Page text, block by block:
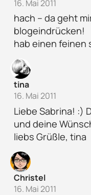
16. Mai 2011
hach – da geht
blogeindrücken!
hab einen
tina
16. Mai 2011
Liebe Sabrina! :)
und deine
liebs Grüßle, tina
Christel
16. Mai 2011